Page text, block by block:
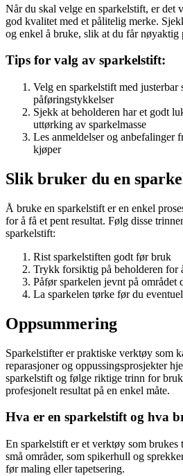
Når du skal velge en sparkelstift, er det
god kvalitet med et pålitelig merke.
og enkel å bruke, slik at du får nøyaktig
Tips for valg av sparkelstift:
Velg en sparkelstift med justerbar
påføringstykkelser
Sjekk at beholderen har et godt
uttørking av sparkelmasse
Les anmeldelser og anbefalinger
kjøper
Slik bruker du en
Å bruke en sparkelstift er en enkel
for å få et pent resultat. Følg disse
sparkelstift:
Rist sparkelstiften godt før bruk
Trykk forsiktig på beholderen for
Påfør sparkelen jevnt på området
La sparkelen tørke før du
Oppsummering
Sparkelstifter er praktiske verktøy som
reparasjoner og oppussingsprosjekter
sparkelstift og følge riktige trinn for
profesjonelt resultat på en enkel måte.
Hva er en sparkelstift og hva
En sparkelstift er et verktøy som brukes
små områder, som spikerhull og
før maling eller tapetsering.